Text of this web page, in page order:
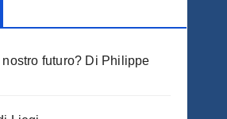
futuro? Di Philippe